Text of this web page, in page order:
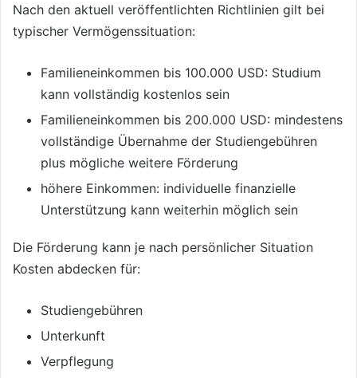
Nach den aktuell veröffentlichten Richtlinien gilt bei
typischer Vermögenssituation:
Familieneinkommen bis 100.000 USD: Studium
kann vollständig kostenlos sein
Familieneinkommen bis 200.000 USD: mindestens
vollständige Übernahme der Studiengebühren
plus mögliche weitere Förderung
höhere Einkommen: individuelle finanzielle
Unterstützung kann weiterhin möglich sein
Die Förderung kann je nach persönlicher Situation
Kosten abdecken für:
Studiengebühren
Unterkunft
Verpflegung